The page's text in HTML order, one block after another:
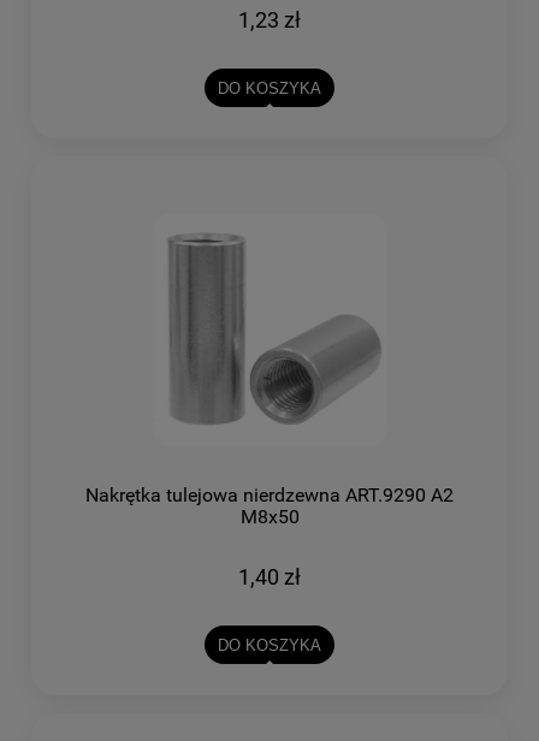
1,23 zł
DO KOSZYKA
Nakrętka tulejowa nierdzewna ART.9290 A2
M8x50
1,40 zł
DO KOSZYKA